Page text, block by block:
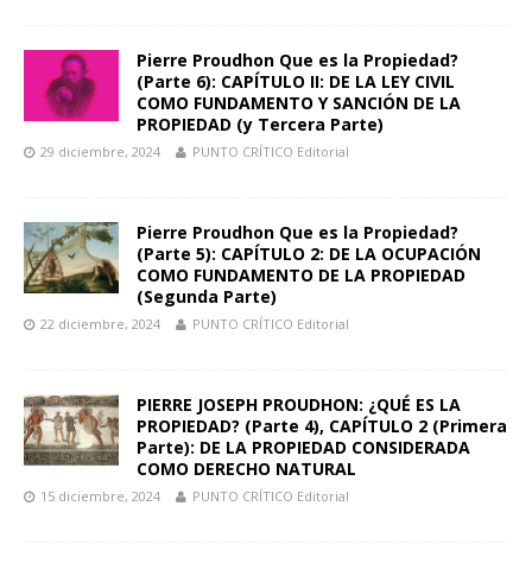
Pierre Proudhon Que es la Propiedad?
(Parte 6): CAPÍTULO II: DE LA LEY CIVIL
COMO FUNDAMENTO Y SANCIÓN DE LA
PROPIEDAD (y Tercera Parte)
29 diciembre, 2024 PUNTO CRÍTICO Editorial
Pierre Proudhon Que es la Propiedad?
(Parte 5): CAPÍTULO 2: DE LA OCUPACIÓN
COMO FUNDAMENTO DE LA PROPIEDAD
(Segunda Parte)
22 diciembre, 2024 PUNTO CRÍTICO Editorial
PIERRE JOSEPH PROUDHON: ¿QUÉ ES LA
PROPIEDAD? (Parte 4), CAPÍTULO 2 (Primera
Parte): DE LA PROPIEDAD CONSIDERADA
COMO DERECHO NATURAL
15 diciembre, 2024 PUNTO CRÍTICO Editorial